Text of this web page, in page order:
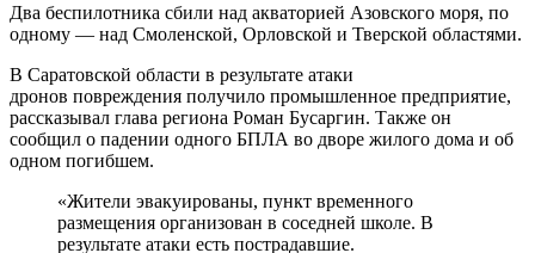
Два беспилотника сбили над акваторией Азовского моря, по
одному — над Смоленской, Орловской и Тверской областями.
В Саратовской области в результате атаки
дронов повреждения получило промышленное предприятие,
рассказывал глава региона Роман Бусаргин. Также он
сообщил о падении одного БПЛА во дворе жилого дома и об
одном погибшем.
«Жители эвакуированы, пункт временного
размещения организован в соседней школе. В
результате атаки есть пострадавшие.